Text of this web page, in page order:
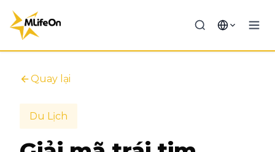
Quay lại
Du Lịch